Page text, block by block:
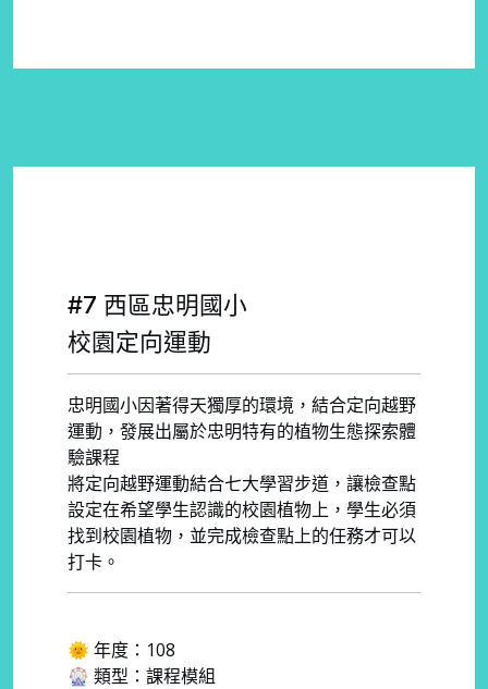
#7 西區忠明國小
校園定向運動
忠明國小因著得天獨厚的環境，結合定向越野
運動，發展出屬於忠明特有的植物生態探索體
驗課程
將定向越野運動結合七大學習步道，讓檢查點
設定在希望學生認識的校園植物上，學生必須
找到校園植物，並完成檢查點上的任務才可以
打卡。
🌞 年度：108
🎡 類型：課程模組